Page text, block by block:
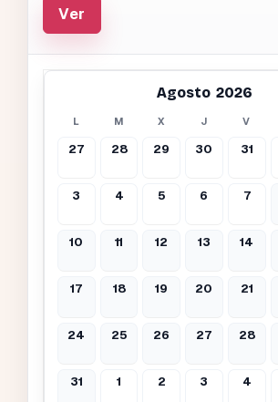
Ver
Agosto 2026
L M X J V
27 28 29 30 31
3 4 5 6 7
10 11 12 13 14
17 18 19 20 21
24 25 26 27 28
31 1 2 3 4